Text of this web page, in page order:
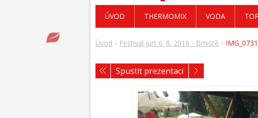
Úvod Festival jurt 6. 8. 2016 - Brniště
Spustit prezentaci
ÚVOD THERMOMIX VODA